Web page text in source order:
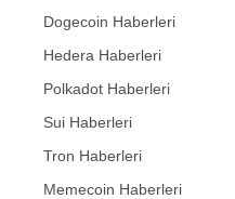
Dogecoin Haberleri
Hedera Haberleri
Polkadot Haberleri
Sui Haberleri
Tron Haberleri
Memecoin Haberleri